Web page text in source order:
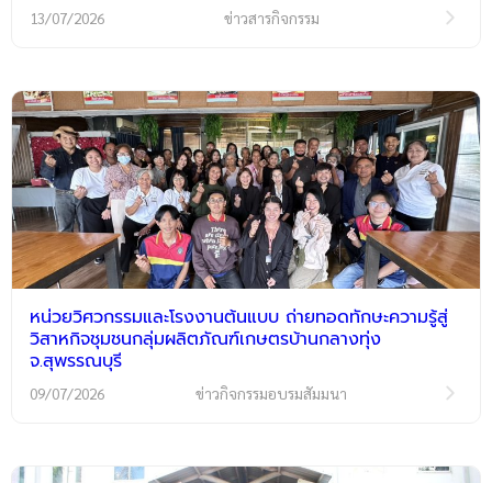
13/07/2026 ข่าวสารกิจกรรม
หน่วยวิศวกรรมและโรงงานต้นแบบ ถ่ายทอดทักษะความรู้สู่
วิสาหกิจชุมชนกลุ่มผลิตภัณฑ์เกษตรบ้านกลางทุ่ง
จ.สุพรรณบุรี
09/07/2026 ข่าวกิจกรรมอบรมสัมมนา